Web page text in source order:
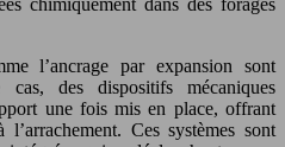
l’ancrage par expansion sont
des dispositifs mécaniques
une fois mis en place, offrant
Ces systèmes sont